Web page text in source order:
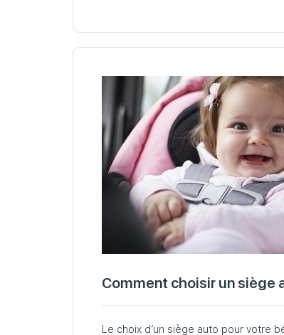
Comment choisir un siège
Le choix d’un siège auto pour votre